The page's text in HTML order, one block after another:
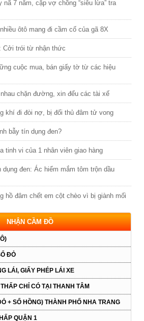
nã 7 năm, cặp vợ chồng “siêu lừa” tra
ôtô mang đi cầm cố của gã 8X
Cởi trói từ nhận thức
cuộc mua, bán giấy tờ từ các hiệu
chặn đường, xin đểu các tài xế
khí đi đòi nợ, bị đối thủ đâm tử vong
bẫy tín dụng đen?
tinh vi của 1 nhân viên giao hàng
dụng đen: Ác hiểm mắm tôm trộn dầu
hồ đâm chết em cột chèo vì bị giành mối
NHẬN CẦM ĐỒ
ĐỎ
LÁI, GIẤY PHÉP LÁI XE
CHỈ CÓ TẠI THANH TÂM
+ SỔ HỒNG) THÀNH PHỐ NHA TRANG
QUẬN 1